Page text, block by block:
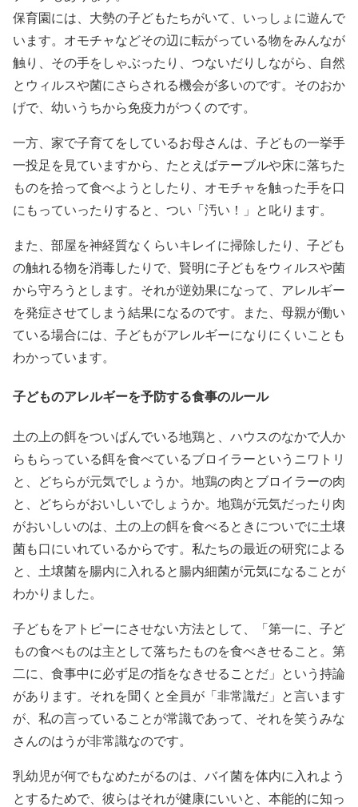
保育園には、大勢の子どもたちがいて、いっしょに遊んで
います。オモチャなどその辺に転がっている物をみんなが
触り、その手をしゃぶったり、つないだりしながら、自然
とウィルスや菌にさらされる機会が多いのです。そのおか
げで、幼いうちから免疫力がつくのです。
一方、家で子育てをしているお母さんは、子どもの一挙手
一投足を見ていますから、たとえばテーブルや床に落ちた
ものを拾って食べようとしたり、オモチャを触った手を口
にもっていったりすると、つい「汚い！」と叱ります。
また、部屋を神経質なくらいキレイに掃除したり、子ども
の触れる物を消毒したりで、賢明に子どもをウィルスや菌
から守ろうとします。それが逆効果になって、アレルギー
を発症させてしまう結果になるのです。また、母親が働い
ている場合には、子どもがアレルギーになりにくいことも
わかっています。
子どものアレルギーを予防する食事のルール
土の上の餌をついばんでいる地鶏と、ハウスのなかで人か
らもらっている餌を食べているブロイラーというニワトリ
と、どちらが元気でしょうか。地鶏の肉とブロイラーの肉
と、どちらがおいしいでしょうか。地鶏が元気だったり肉
がおいしいのは、土の上の餌を食べるときについでに土壌
菌も口にいれているからです。私たちの最近の研究による
と、土壌菌を腸内に入れると腸内細菌が元気になることが
わかりました。
子どもをアトピーにさせない方法として、「第一に、子ど
もの食べものは主として落ちたものを食べきせること。第
二に、食事中に必ず足の指をなきせることだ」という持論
があります。それを聞くと全員が「非常識だ」と言います
が、私の言っていることが常識であって、それを笑うみな
さんのはうが非常識なのです。
乳幼児が何でもなめたがるのは、バイ菌を体内に入れよう
とするためで、彼らはそれが健康にいいと、本能的に知っ